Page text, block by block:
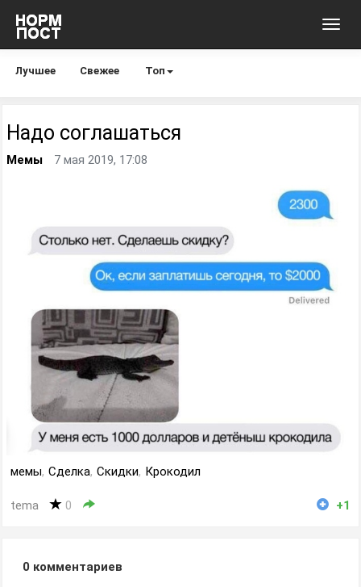
Лучшее Свежее Топ
Надо соглашаться
Мемы 7 мая 2019, 17:08
мемы, Сделка, Скидки, Крокодил
tema 0 +1
0 комментариев